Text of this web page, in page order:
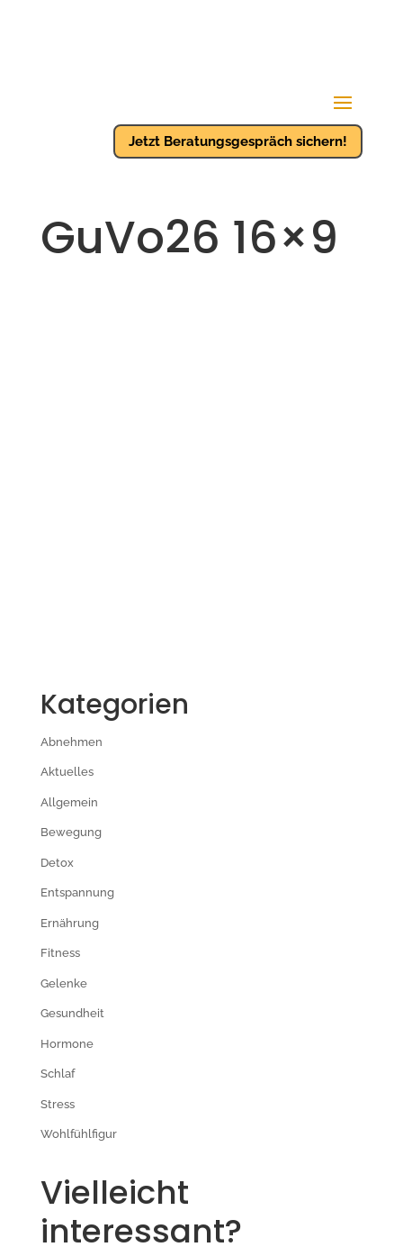
Jetzt Beratungsgespräch sichern!
GuVo26 16×9
Kategorien
Abnehmen
Aktuelles
Allgemein
Bewegung
Detox
Entspannung
Ernährung
Fitness
Gelenke
Gesundheit
Hormone
Schlaf
Stress
Wohlfühlfigur
Vielleicht
interessant?